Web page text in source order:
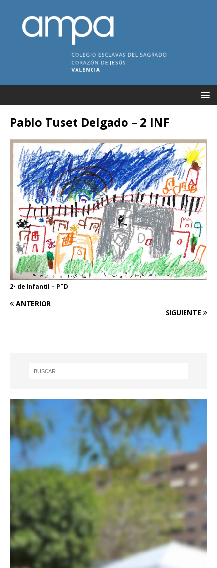
Pablo Tuset Delgado – 2 INF
2º de Infantil – PTD
ANTERIOR
SIGUIENTE